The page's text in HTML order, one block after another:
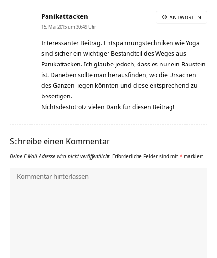
Panikattacken
15. Mai 2015 um 20:49 Uhr
Interessanter Beitrag. Entspannungstechniken wie Yoga
sind sicher ein wichtiger Bestandteil des Weges aus
Panikattacken. Ich glaube jedoch, dass es nur ein Baustein
ist. Daneben sollte man herausfinden, wo die Ursachen
des Ganzen liegen könnten und diese entsprechend zu
beseitigen.
Nichtsdestotrotz vielen Dank für diesen Beitrag!
ANTWORTEN
Schreibe einen Kommentar
Deine E-Mail-Adresse wird nicht veröffentlicht. Erforderliche Felder sind mit * markiert.